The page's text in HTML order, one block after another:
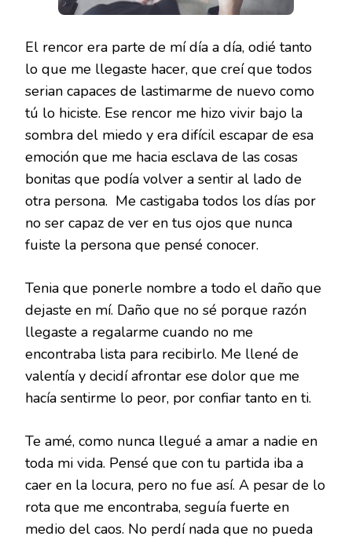
El rencor era parte de mí día a día, odié tanto
lo que me llegaste hacer, que creí que todos
serian capaces de lastimarme de nuevo como
tú lo hiciste. Ese rencor me hizo vivir bajo la
sombra del miedo y era difícil escapar de esa
emoción que me hacia esclava de las cosas
bonitas que podía volver a sentir al lado de
otra persona. Me castigaba todos los días por
no ser capaz de ver en tus ojos que nunca
fuiste la persona que pensé conocer.
Tenia que ponerle nombre a todo el daño que
dejaste en mí. Daño que no sé porque razón
llegaste a regalarme cuando no me
encontraba lista para recibirlo. Me llené de
valentía y decidí afrontar ese dolor que me
hacía sentirme lo peor, por confiar tanto en ti.
Te amé, como nunca llegué a amar a nadie en
toda mi vida. Pensé que con tu partida iba a
caer en la locura, pero no fue así. A pesar de lo
rota que me encontraba, seguía fuerte en
medio del caos. No perdí nada que no pueda